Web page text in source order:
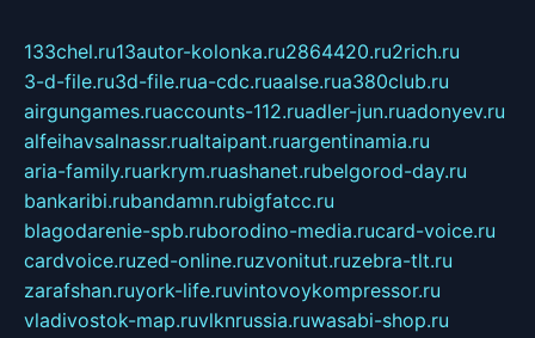
133chel.ru13autor-kolonka.ru2864420.ru2rich.ru
3-d-file.ru3d-file.rua-cdc.ruaalse.rua380club.ru
airgungames.ruaccounts-112.ruadler-jun.ruadonyev.ru
alfeihavsalnassr.rualtaipant.ruargentinamia.ru
aria-family.ruarkrym.ruashanet.rubelgorod-day.ru
bankaribi.rubandamn.rubigfatcc.ru
blagodarenie-spb.ruborodino-media.rucard-voice.ru
cardvoice.ruzed-online.ruzvonitut.ruzebra-tlt.ru
zarafshan.ruyork-life.ruvintovoykompressor.ru
vladivostok-map.ruvlknrussia.ruwasabi-shop.ru